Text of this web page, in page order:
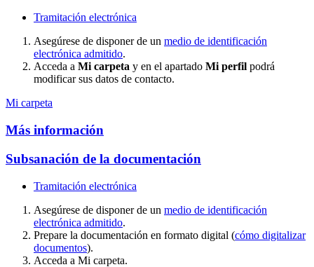
Tramitación electrónica
Asegúrese de disponer de un medio de identificación
electrónica admitido.
Acceda a Mi carpeta y en el apartado Mi perfil podrá
modificar sus datos de contacto.
Mi carpeta
Más información
Subsanación de la documentación
Tramitación electrónica
Asegúrese de disponer de un medio de identificación
electrónica admitido.
Prepare la documentación en formato digital (cómo digitalizar
documentos).
Acceda a Mi carpeta.